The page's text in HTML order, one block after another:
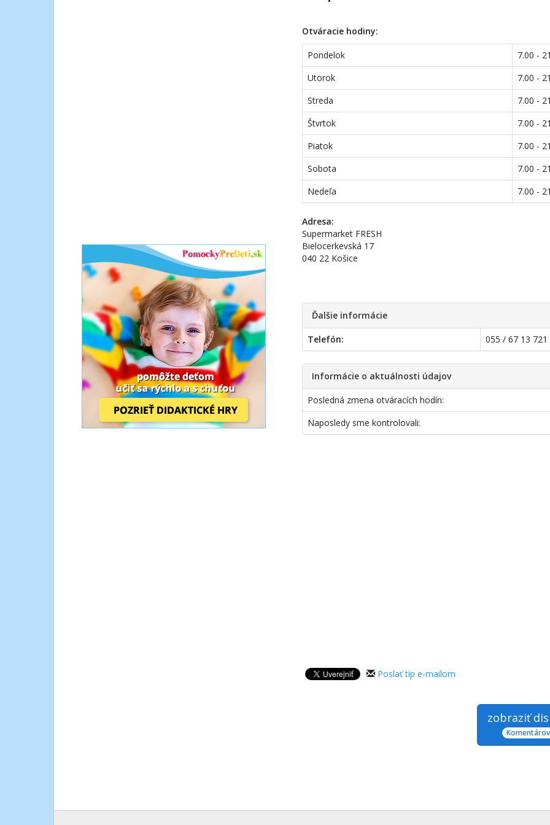
Otváracie hodiny:
Pondelok
7.00 -
Utorok
7.00 -
Streda
7.00 -
Štvrtok
7.00 -
Piatok
7.00 -
Sobota
7.00 -
Nedeľa
7.00 -
Adresa:
Supermarket FRESH
Bielocerkevská 17
040 22 Košice
Ďalšie informácie
Telefón: 055 / 67 13 721
Informácie o aktuálnosti údajov
Posledná zmena otváracích hodín:
Naposledy sme kontrolovali:
Poslať tip e-mailom
zobraziť